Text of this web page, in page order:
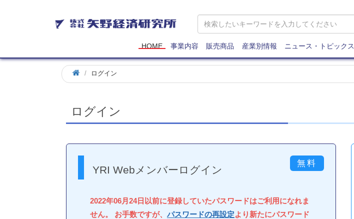
矢
野
研
究
所
HOME 事業内容 販売商品 産業別情報 ニュース・トピックス
ログイン
ログイン
YRI Webメンバーログイン
2022年06月24日以前に登録していたパスワードはご利用になれま
せん。 お手数ですが、 パスワードの再設定より新たにパスワード